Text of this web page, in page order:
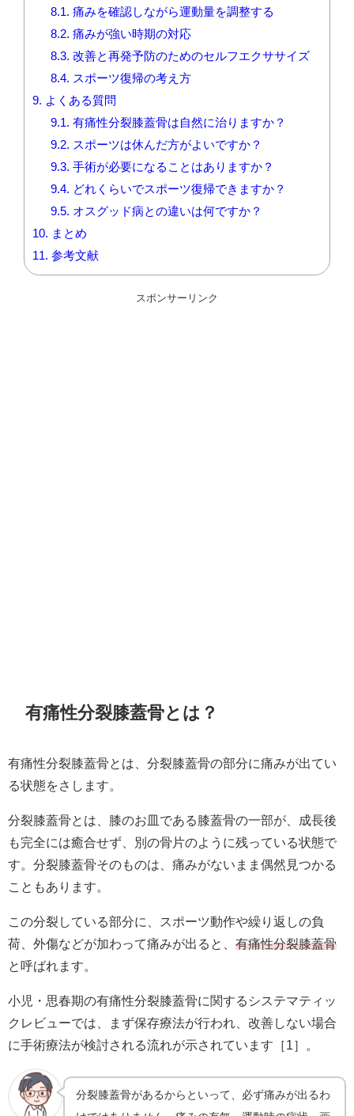
8.1.
痛みを確認しながら運動量を調整する
8.2. 痛みが強い時期の対応
8.3. 改善と再発予防のためのセルフエクササイズ
8.4.
スポーツ復帰の考え方
9.
よくある質問
9.1.
有痛性分裂膝蓋骨は自然に治りますか？
9.2.
スポーツは休んだ方がよいですか？
9.3. 手術が必要になることはありますか？
9.4.
どれくらいでスポーツ復帰できますか？
9.5. オスグッド病との違いは何ですか？
10.
まとめ
11.
参考文献
スポンサーリンク
有痛性分裂膝蓋骨とは？
有痛性分裂膝蓋骨とは、分裂膝蓋骨の部分に痛みが出てい
る状態をさします。
分裂膝蓋骨とは、膝のお皿である膝蓋骨の一部が、成長後
も完全には癒合せず、別の骨片のように残っている状態で
す。分裂膝蓋骨そのものは、痛みがないまま偶然見つかる
こともあります。
この分裂している部分に、スポーツ動作や繰り返しの負
荷、外傷などが加わって痛みが出ると、 有痛性分裂膝蓋骨
と呼ばれます。
小児・思春期の有痛性分裂膝蓋骨に関するシステマティッ
クレビューでは、まず保存療法が行われ、改善しない場合
に手術療法が検討される流れが示されています［1］。
分裂膝蓋骨があるからといって、必ず痛みが出るわ